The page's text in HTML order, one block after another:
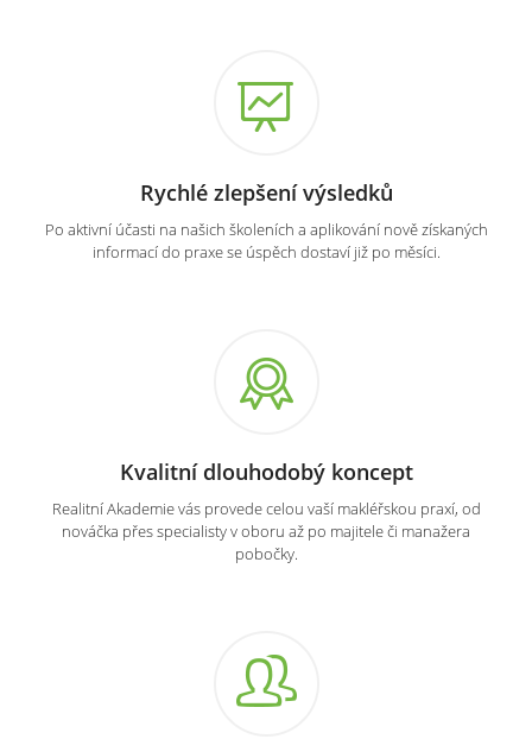
Rychlé zlepšení výsledků
Po aktivní účasti na našich školeních a aplikování nově získaných
informací do praxe se úspěch dostaví již po měsíci.
Kvalitní dlouhodobý koncept
Realitní Akademie vás provede celou vaší makléřskou praxí, od
nováčka přes specialisty v oboru až po majitele či manažera
pobočky.